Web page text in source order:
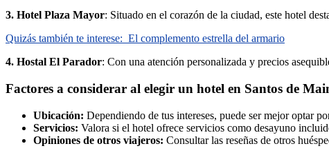
3. Hotel Plaza Mayor: Situado en el corazón de la ciudad, este hotel
Quizás también te interese: El complemento estrella del armario
4. Hostal El Parador: Con una atención personalizada y precios
Factores a considerar al elegir un hotel en Santos de
Ubicación: Dependiendo de tus intereses, puede ser mejor optar
Servicios: Valora si el hotel ofrece servicios como desayuno
Opiniones de otros viajeros: Consultar las reseñas de otros